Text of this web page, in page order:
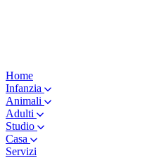
Home
Infanzia
Animali
Adulti
Studio
Casa
Servizi